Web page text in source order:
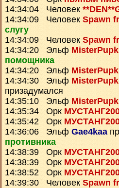
14:34:04 Человек
14:34:09 Человек Spawn
слугу
14:34:09 Человек Spawn
14:34:20 Эльф
помощника
14:34:20 Эльф
14:34:30 Эльф
призадумался
14:35:10 Эльф
14:35:34 Орк
14:35:42 Орк
14:36:06 Эльф Gae4kaa
противника
14:38:39 Орк
14:38:39 Орк
14:38:52 Орк
14:39:30 Человек Spawn